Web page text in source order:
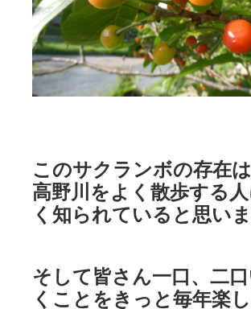
このサクランボの存在
高野川をよく散歩する
く知られていると思いま
そして皆さん一口、二
くことをきっと毎年楽